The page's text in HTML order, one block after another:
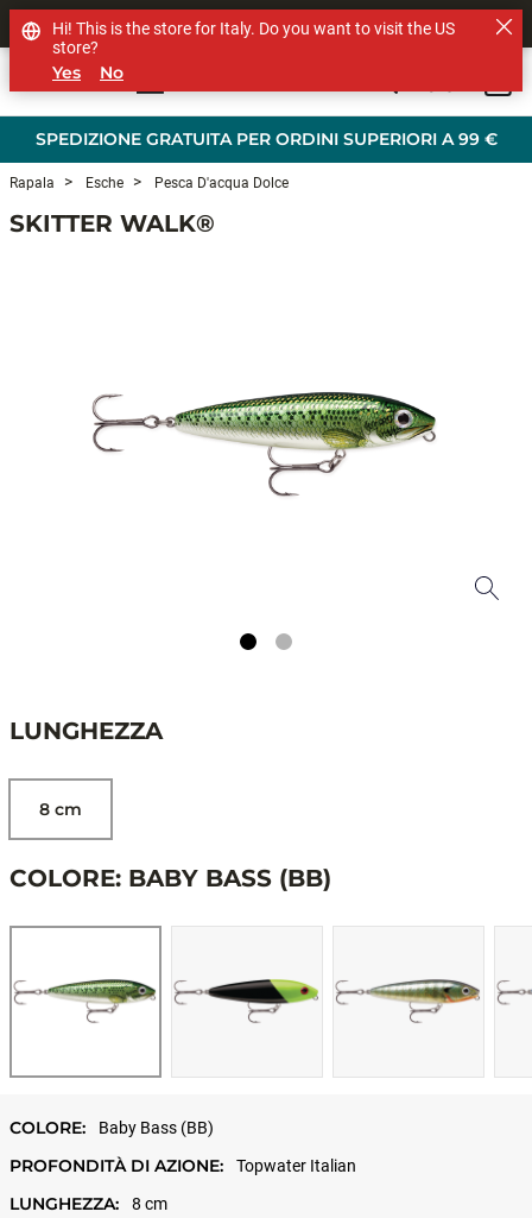
SPEDIZIONE GRATUITA PER ORDINI SUPERIORI A 99 €
SHOP OTHER BRANDS
Rapala Esche Pesca D'acqua Dolce
SKITTER WALK®
LUNGHEZZA
8 cm
COLORE: BABY BASS (BB)
COLORE: Baby Bass (BB)
PROFONDITÀ DI AZIONE: Topwater Italian
LUNGHEZZA: 8 cm
Hi! This is the store for Italy. Do you want to visit the US
store?
Yes No